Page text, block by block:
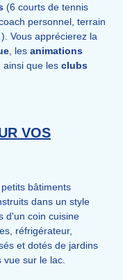
(6 courts de tennis
personnel, terrain
Vous apprécierez la
, les animations
ainsi que les clubs
VOS
bâtiments
dans un style
d'un coin cuisine
réfrigérateur,
et dotés de jardins
sur le lac.